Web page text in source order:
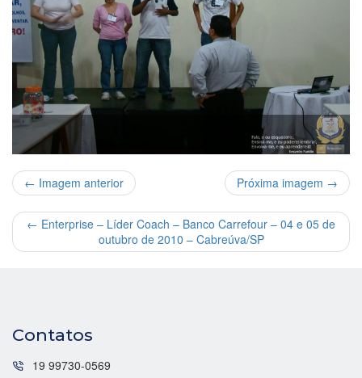
← Imagem anterior Próxima imagem →
← Enterprise – Líder Coach – Banco Carrefour – 04 e 05 de
outubro de 2010 – Cabreúva/SP
Contatos
19 99730-0569